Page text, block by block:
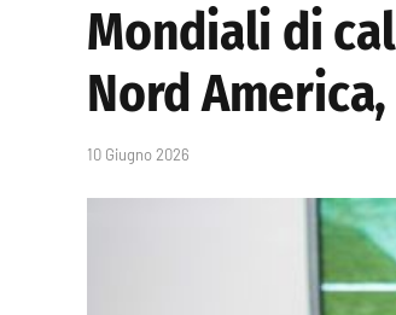
Mondiali di
Nord
10 Giugno 2026